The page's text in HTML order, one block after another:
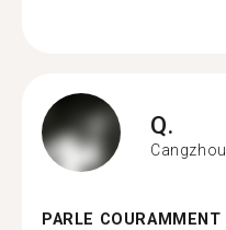
Q.
Cangzhou
PARLE COURAMMENT